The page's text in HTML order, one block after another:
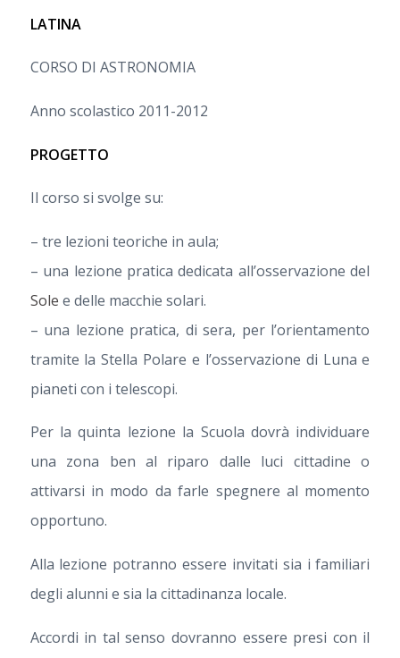
LATINA
CORSO DI ASTRONOMIA
Anno scolastico 2011-2012
PROGETTO
Il corso si svolge su:
– tre lezioni teoriche in aula;
– una lezione pratica dedicata all’osservazione del
Sole e delle macchie solari.
– una lezione pratica, di sera, per l’orientamento
tramite la Stella Polare e l’osservazione di Luna e
pianeti con i telescopi.
Per la quinta lezione la Scuola dovrà individuare
una zona ben al riparo dalle luci cittadine o
attivarsi in modo da farle spegnere al momento
opportuno.
Alla lezione potranno essere invitati sia i familiari
degli alunni e sia la cittadinanza locale.
Accordi in tal senso dovranno essere presi con il